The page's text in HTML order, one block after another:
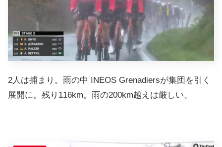
2人は捕まり。雨の中 INEOS Grenadiersが集団を引く
展開に。残り116km。雨の200km越えは厳しい。